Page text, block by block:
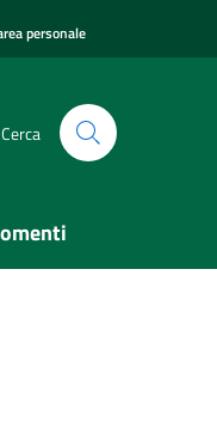
personale
Cerca